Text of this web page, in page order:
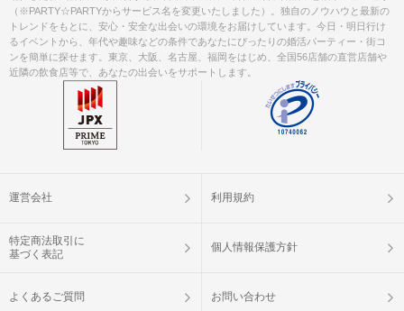
（※PARTY☆PARTYからサービス名を変更いたしました）。独自のノウハウと最新の
トレンドをもとに、安心・安全な出会いの環境をお届けしています。今日・明日行け
るイベントから、年代や趣味などの条件であなたにぴったりの婚活パーティー・街コ
ンを簡単に探せます。東京、大阪、名古屋、福岡をはじめ、全国56店舗の直営店舗や
近隣の飲食店等で、あなたの出会いをサポートします。
運営会社 利用規約
特定商法取引に
基づく表記
個人情報保護方針
よくあるご質問 お問い合わせ